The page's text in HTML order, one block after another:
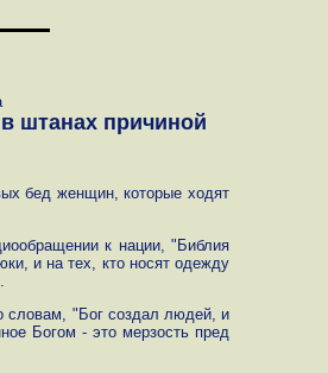
штанах причиной
бед женщин, которые ходят
к нации, "Библия
и на тех, кто носят одежду
словам, "Бог создал людей, и
Богом - это мерзость пред